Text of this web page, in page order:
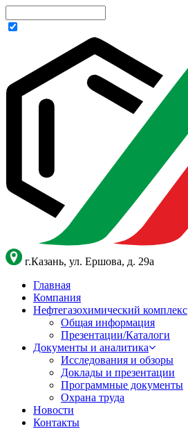
г.Казань, ул. Ершова, д. 29а
Главная
Компания
Нефтегазохимический комплекс
Общая информация
Презентации/Каталоги
Документы и аналитика
Исследования и обзоры
Доклады и презентации
Программные документы
Охрана труда
Новости
Контакты